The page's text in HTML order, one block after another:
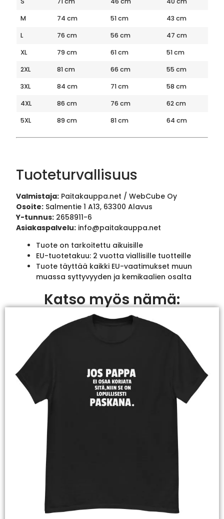
M
74 cm 51 cm
43 cm
L
76 cm 56 cm
47 cm
XL
79 cm 61 cm
51 cm
2XL
81 cm 66 cm
55 cm
3XL
84 cm 71 cm
58 cm
4XL
86 cm 76 cm
62 cm
5XL
89 cm 81 cm 64 cm
Tuoteturvallisuus
Valmistaja: Paitakauppa.net / WebCube Oy
Osoite: Salmentie 1 A13, 63300 Alavus
Y-tunnus: 2658911-6
Asiakaspalvelu: info@paitakauppa.net
Tuote on tarkoitettu aikuisille
EU-tuotetakuu: 2 vuotta viallisille tuotteille
Tuote täyttää kaikki EU-vaatimukset muun
muassa syttyvyyden ja kemikaalien osalta
Katso myös nämä: